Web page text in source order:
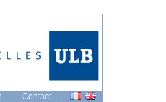
| Contact |